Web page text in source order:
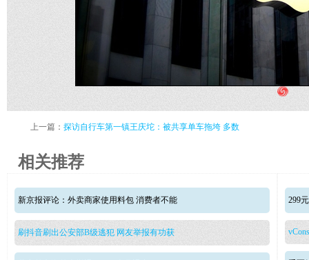
上一篇： 探访自行车第一镇王庆坨：被共享单车拖垮 多数
相关推荐
新京报评论：外卖商家使用料包 消费者不能
刷抖音刷出公安部B级逃犯 网友举报有功获
299